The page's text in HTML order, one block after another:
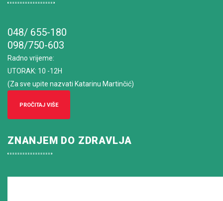
048/ 655-180
098/750-603
Radno vrijeme:
UTORAK: 10 -12H
(Za sve upite nazvati Katarinu Martinčić)
PROČITAJ VIŠE
ZNANJEM DO ZDRAVLJA